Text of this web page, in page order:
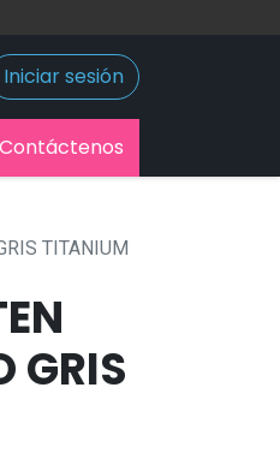
Iniciar sesión
Contáctenos
TITANIUM
GRIS